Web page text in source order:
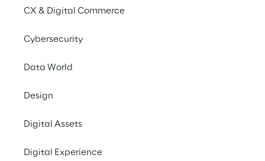
CX & Digital Commerce
Cybersecurity
Data World
Design
Digital Assets
Digital Experience
#CRM
#Dolor sit amet
PRESS RELEASE